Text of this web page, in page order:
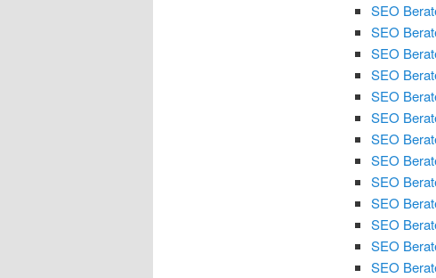
SEO
SEO
SEO
SEO
SEO
SEO
SEO
SEO
SEO
SEO
SEO
SEO
SEO